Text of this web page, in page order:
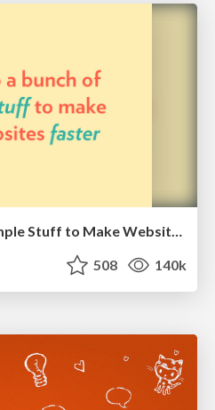
Let's Do A Bunch of Simple Stuff to Make Websites Faster
508 140k